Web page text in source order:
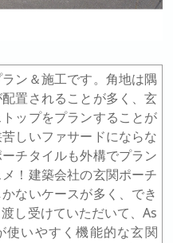
ン＆施工です。角地は隅
置されることが多く、玄
ップをプランすることが
しいファサードにならな
チタイルも外構でプラン
！建築会社の玄関ポーチ
ないケースが多く、でき
し受けていただいて、As
使いやすく機能的な玄関